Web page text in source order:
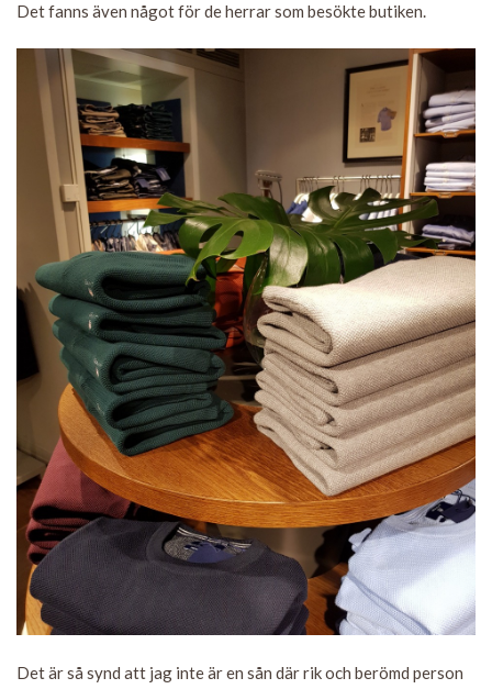
Det fanns även något för de herrar som besökte butiken.
Det är så synd att jag inte är en sån där rik och berömd person